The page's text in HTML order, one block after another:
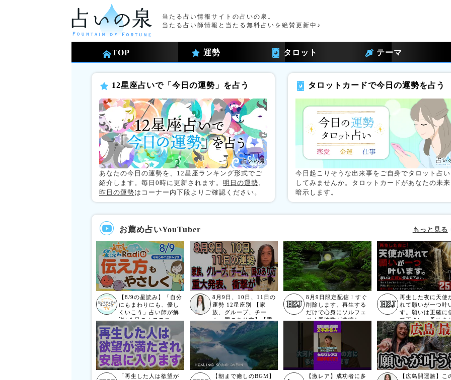
当たる占い情報サイトの占いの泉。
当たる占い師情報と当たる無料占いを絶賛更新中♪
TOP 運勢 タロット テーマ
12星座占いで「今日の運勢」を占う
あなたの今日の運勢を、12星座ランキング形式でご
紹介します。毎日0時に更新されます。 明日の運勢、
昨日の運勢はコーナー内下段よりご確認ください。
タロットカードで今日の運勢を占う
今日起こりそうな出来事をご自身でタロット占
してみませんか。タロットカードがあなたの未
暗示します。
お薦め占いYouTuber もっと見る
【8/9の星読み】「自分
にもまわりにも、優し
くいこう」占い師が解
説♪今日のホロスコー
プ・開運アクション |
毎日星読みラジオ【第1
036回目】
8月9日、10日、11日の
運勢 12星座別 【家
族、グループ、チー
ム、国のあり方】【重
大発表、サプライズ発
表】【衝撃が】
8月9日限定配信！すぐ
削除します。再生する
だけで心身にソルフェ
ジオ周波数が共鳴し、
全身の細胞が高波動で
振動し明らかに運気が
上昇する1分ソルフェジ
オ運気のサプリ
再生した夜に天使
れて願いが一つ叶
す。願いは正確に
て下さい。予めま
ておくといいでし
う。翌朝は覚えて
ことが多いですが
に接続しています
ご安心ください。
z(@0418)
「再生した人は欲望が
【朝まで癒しのBGM】
【激レア】成功者に多
【広島開運旅】こ